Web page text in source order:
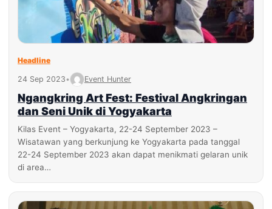
Headline
24 Sep 2023• Event Hunter
Ngangkring Art Fest: Festival Angkringan
dan Seni Unik di Yogyakarta
Kilas Event – Yogyakarta, 22-24 September 2023 –
Wisatawan yang berkunjung ke Yogyakarta pada tanggal
22-24 September 2023 akan dapat menikmati gelaran unik
di area…